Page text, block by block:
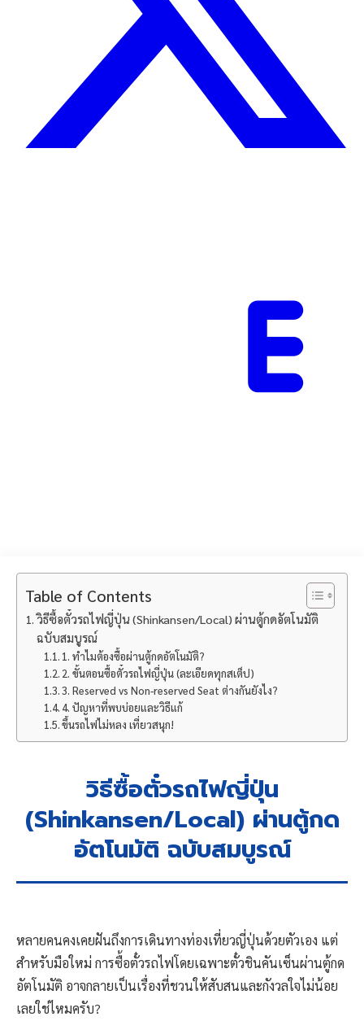
Table of Contents
วิธีซื้อตั๋วรถไฟญี่ปุ่น (Shinkansen/Local) ผ่านตู้กดอัตโนมัติ
ฉบับสมบูรณ์
1. ทำไมต้องซื้อผ่านตู้กดอัตโนมัติ?
2. ขั้นตอนซื้อตั๋วรถไฟญี่ปุ่น (ละเอียดทุกสเต็ป)
3. Reserved vs Non-reserved Seat ต่างกันยังไง?
4. ปัญหาที่พบบ่อยและวิธีแก้
ขึ้นรถไฟไม่หลง เที่ยวสนุก!
วิธีซื้อตั๋วรถไฟญี่ปุ่น
(Shinkansen/Local) ผ่านตู้กด
อัตโนมัติ ฉบับสมบูรณ์
หลายคนคงเคยฝันถึงการเดินทางท่องเที่ยวญี่ปุ่นด้วยตัวเอง แต่
สำหรับมือใหม่ การซื้อตั๋วรถไฟโดยเฉพาะตั๋วชินคันเซ็นผ่านตู้กด
อัตโนมัติ อาจกลายเป็นเรื่องที่ชวนให้สับสนและกังวลใจไม่น้อย
เลยใช่ไหมครับ?